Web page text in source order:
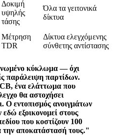
Δοκιμή
υψηλής
τάσης
Όλα τα γειτονικά
δίκτυα
Μέτρηση
TDR
Δίκτυα ελεγχόμενης
σύνθετης αντίστασης
κύκλωμα — όχι
παράλειψη παρτίδων.
ένα ελάττωμα που
θα αστοχήσει
Ο εντοπισμός ανοιγμάτων
εξοικονομεί στους
που κοστίζουν 100
την αποκατάστασή τους."